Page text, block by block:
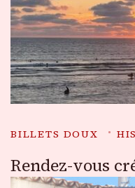
BILLETS DOUX
Rendez-vous